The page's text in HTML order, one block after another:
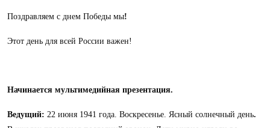
Поздравляем с днем Победы мы!
Этот день для всей России важен!
Начинается мультимедийная презентация.
Ведущий: 22 июня 1941 года. Воскресенье. Ясный солнечный день.